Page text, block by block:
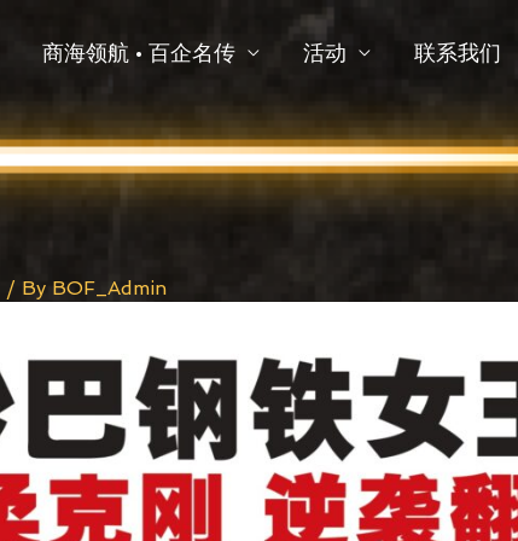
商海领航 • 百企名传 活动 联系我们
/ By BOF_Admin